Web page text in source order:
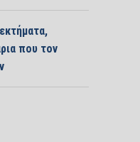
που τον